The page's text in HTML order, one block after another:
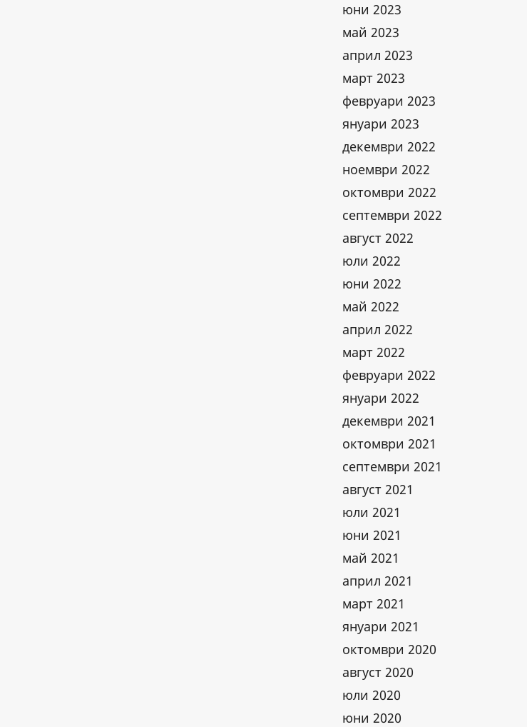
юни 2023
май 2023
април 2023
март 2023
февруари 2023
януари 2023
декември 2022
ноември 2022
октомври 2022
септември 2022
август 2022
юли 2022
юни 2022
май 2022
април 2022
март 2022
февруари 2022
януари 2022
декември 2021
октомври 2021
септември 2021
август 2021
юли 2021
юни 2021
май 2021
април 2021
март 2021
януари 2021
октомври 2020
август 2020
юли 2020
юни 2020